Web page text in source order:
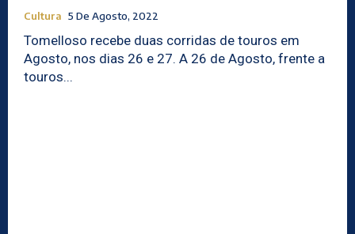
Cultura 5 De Agosto, 2022
Tomelloso recebe duas corridas de touros em
Agosto, nos dias 26 e 27. A 26 de Agosto, frente a
touros...